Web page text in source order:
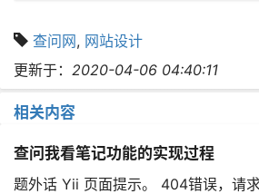
查问网, 网站设计
更新于： 2020-04-06 04:40:11
相关内容
查问我看笔记功能的实现过程
题外话 Yii 页面提示。 404错误，请